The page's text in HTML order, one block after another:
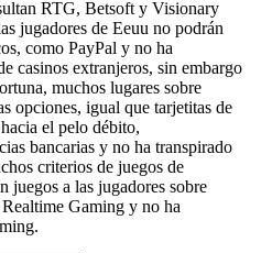
RTG, Betsoft y Visionary
jugadores de Eeuu no podrán
como PayPal y no ha
casinos extranjeros, sin embargo
muchos lugares sobre
opciones, igual que tarjetitas de
el pelo débito,
bancarias y no ha transpirado
criterios de juegos de
juegos a las jugadores sobre
Gaming y no ha